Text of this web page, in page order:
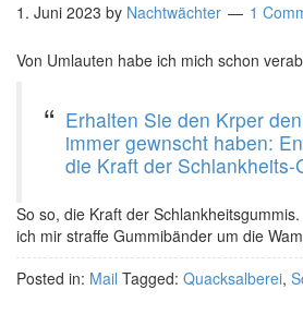
1. Juni 2023 by Nachtwächter 1
Von Umlauten habe ich mich schon
Erhalten Sie den Krper
immer gewnscht haben:
die Kraft der Schlankheits-
So so, die Kraft der
ich mir straffe Gummibänder um die
Posted in: Mail Tagged: Quacksalberei,